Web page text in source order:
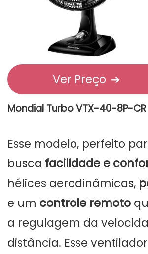
Ver Preço ➔
Mondial Turbo VTX-40-8P-CR
Esse modelo, perfeito
busca facilidade e
hélices aerodinâmicas,
e um controle remoto
a regulagem da
distância. Esse